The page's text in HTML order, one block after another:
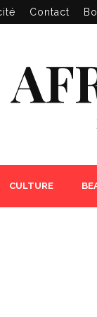
Contact
CULTURE